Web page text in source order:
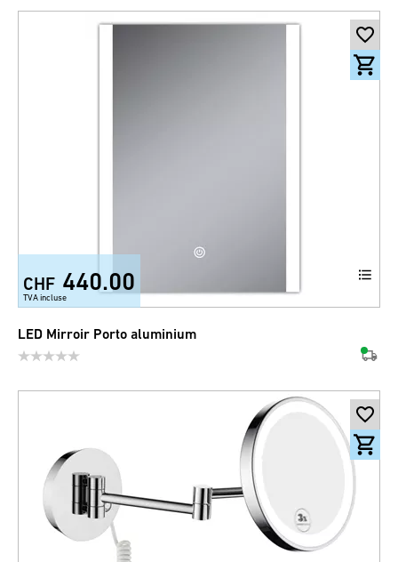
CHF 440.00
TVA incluse
LED Mirroir Porto aluminium